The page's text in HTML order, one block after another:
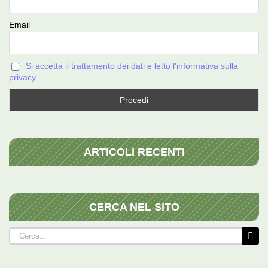
Email
Si accetta il trattamento dei dati e letto l'informativa sulla
privacy.
ARTICOLI RECENTI
CERCA NEL SITO
Cerca
per: